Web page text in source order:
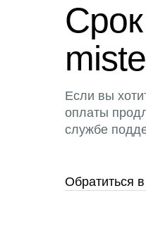
Если вы
оплаты
службе
Обратиться